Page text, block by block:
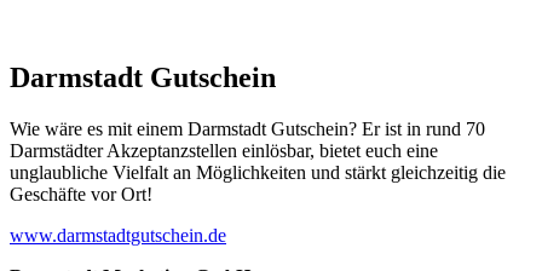
Darmstadt Gutschein
Wie wäre es mit einem Darmstadt Gutschein? Er ist in rund 70
Darmstädter Akzeptanzstellen einlösbar, bietet euch eine
unglaubliche Vielfalt an Möglichkeiten und stärkt gleichzeitig die
Geschäfte vor Ort!
www.darmstadtgutschein.de